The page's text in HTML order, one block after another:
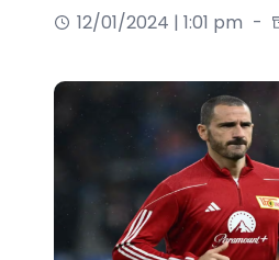
12/01/2024 | 1:01 pm